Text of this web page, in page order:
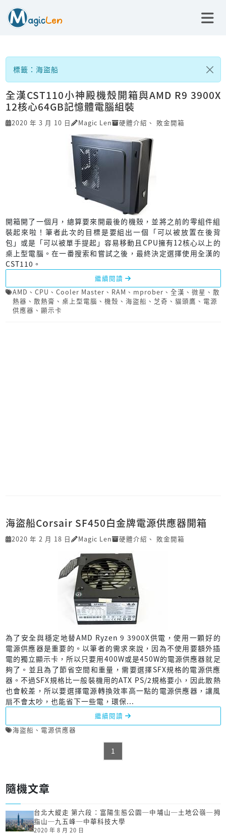
標籤：海盜船
全漢CST110小神殿機殼開箱與AMD R9 3900X
12核心64GB記憶體電腦組裝
2020 年 3 月 10 日 Magic Len 硬體介紹 、 敗金開箱
開箱開了一個月，總算要來開最後的機殼，並將之前的零組件組
裝起來啦！筆者此次的目標是要組出一個「可以被放置在後背
包」或是「可以被單手提起」容易移動且CPU擁有12核心以上的
桌上型電腦。在一番搜索和嘗試之後，最終決定選擇使用全漢的
CST110。
繼續閱讀
AMD 、 CPU 、 Cooler Master 、 RAM 、 mprober 、 全漢 、 微星 、 散
熱器 、 散熱膏 、 桌上型電腦 、 機殼 、 海盜船 、 芝奇 、 貓頭鷹 、 電源
供應器 、 顯示卡
海盜船Corsair SF450白金牌電源供應器開箱
2020 年 2 月 18 日 Magic Len 硬體介紹 、 敗金開箱
為了安全與穩定地替AMD Ryzen 9 3900X供電，使用一顆好的
電源供應器是重要的。以筆者的需求來說，因為不使用要額外插
電的獨立顯示卡，所以只要用400W或是450W的電源供應器就足
夠了。並且為了節省空間和重量，需要選擇SFX規格的電源供應
器。不過SFX規格比一般裝機用的ATX PS/2規格要小，因此散熱
也會較差，所以要選擇電源轉換效率高一點的電源供應器，讓風
扇不會太吵，也能省下一些電，環保...
繼續閱讀
海盜船 、 電源供應器
1
隨機文章
台北大縱走 第六段：富陽生態公園─中埔山─土地公嶺─拇
指山─九五峰─中華科技大學
2020 年 8 月 20 日